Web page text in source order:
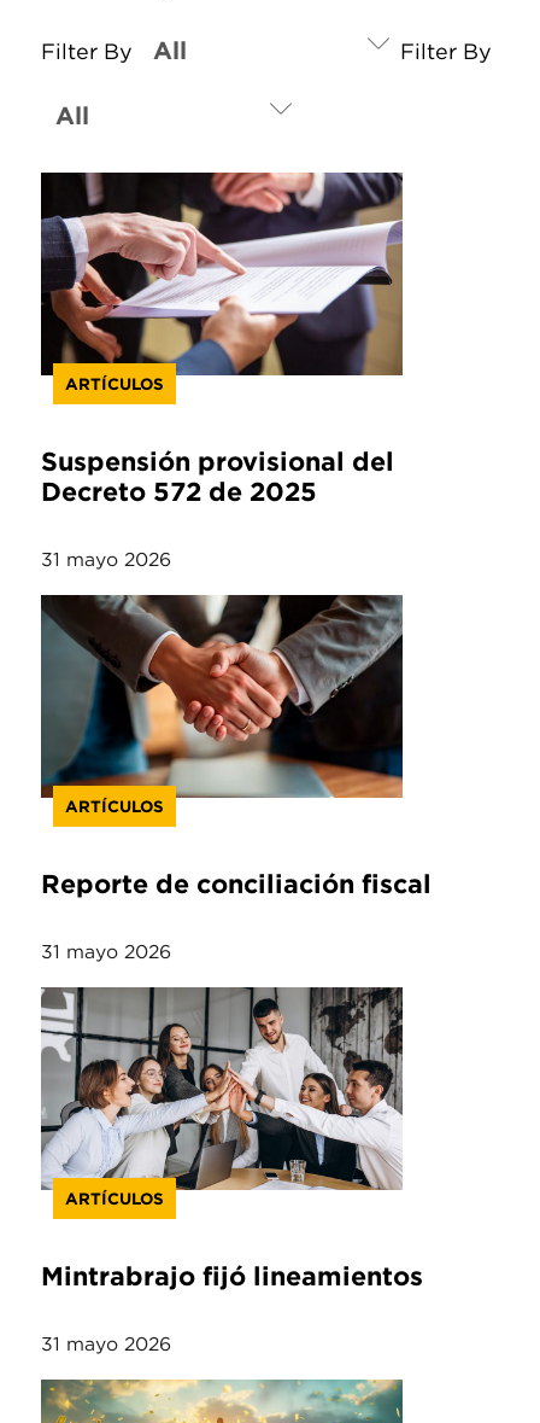
Filter By Filter By
ARTÍCULOS
Suspensión provisional del
Decreto 572 de 2025
31 mayo 2026
ARTÍCULOS
Reporte de conciliación fiscal
31 mayo 2026
ARTÍCULOS
Mintrabrajo fijó lineamientos
31 mayo 2026